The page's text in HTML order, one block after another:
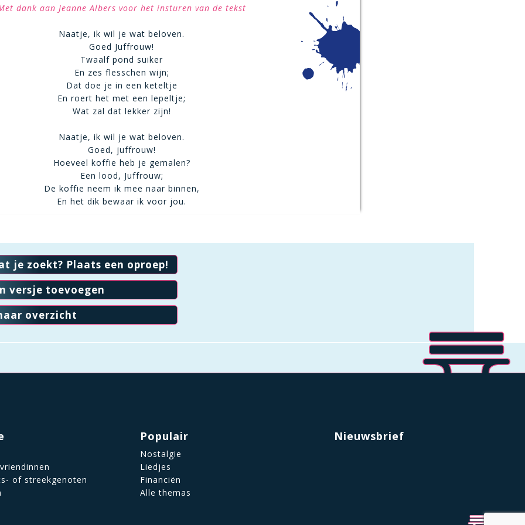
dank aan Jeanne Albers voor het insturen van de tekst
Naatje, ik wil je wat beloven.
Goed Juffrouw!
Twaalf pond suiker
En zes flesschen wijn;
Dat doe je in een keteltje
En roert het met een lepeltje;
Wat zal dat lekker zijn!
Naatje, ik wil je wat beloven.
Goed, juffrouw!
Hoeveel koffie heb je gemalen?
Een lood, Juffrouw;
De koffie neem ik mee naar binnen,
En het dik bewaar ik voor jou.
je zoekt? Plaats een oproep!
versje toevoegen
overzicht
of streekgenoten
Populair
Nostalgie
Liedjes
Financiën
Alle themas
Nieuwsbrief